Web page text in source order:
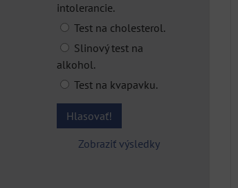
intolerancie.
Test na cholesterol.
Slinový test na
alkohol.
Test na kvapavku.
Hlasovať!
Zobraziť výsledky